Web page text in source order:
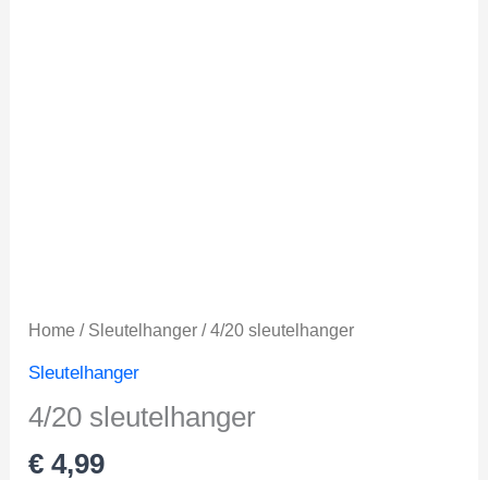
Home / Sleutelhanger / 4/20 sleutelhanger
Sleutelhanger
4/20 sleutelhanger
€ 4,99